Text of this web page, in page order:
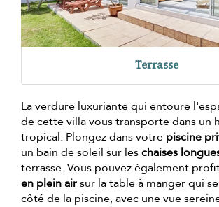
Terrasse
La verdure luxuriante qui entoure
de cette villa vous transporte dans un
tropical. Plongez dans votre piscine
un bain de soleil sur leschaises
terrasse. Vous pouvez également
en plein airsur la table à manger qui
côté de la piscine, avec une vue